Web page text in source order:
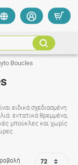
Boucles
ειδικά σχεδιασμένη
εντατικά θρεμμένα,
μπούκλες και χωρίς